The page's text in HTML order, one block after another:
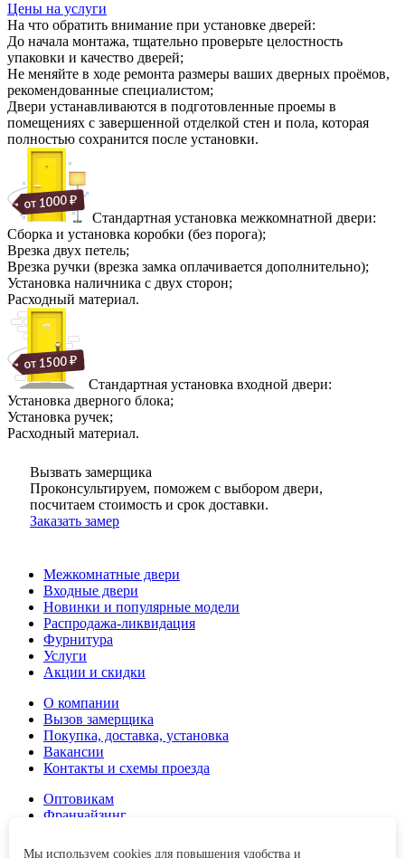
Цены на услуги
На что обратить внимание при установке дверей:
До начала монтажа, тщательно проверьте целостность
упаковки и качество дверей;
Не меняйте в ходе ремонта размеры ваших дверных проёмов,
рекомендованные специалистом;
Двери устанавливаются в подготовленные проемы в
помещениях с завершенной отделкой стен и пола, которая
полностью сохранится после установки.
Стандартная установка межкомнатной двери:
Сборка и установка коробки (без порога);
Врезка двух петель;
Врезка ручки (врезка замка оплачивается дополнительно);
Установка наличника с двух сторон;
Расходный материал.
Стандартная установка входной двери:
Установка дверного блока;
Установка ручек;
Расходный материал.
Мы используем cookies для повышения удобства и
Вызвать замерщика
Проконсультируем, поможем с выбором двери,
посчитаем стоимость и срок доставки.
Заказать замер
Межкомнатные двери
Входные двери
Новинки и популярные модели
Распродажа-ликвидация
Фурнитура
Услуги
Акции и скидки
О компании
Вызов замерщика
Покупка, доставка, установка
Вакансии
Контакты и схемы проезда
Оптовикам
Франчайзинг